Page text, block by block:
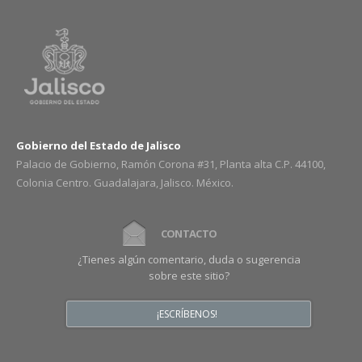
Gobierno del Estado de Jalisco
Palacio de Gobierno, Ramón Corona #31, Planta alta C.P. 44100,
Colonia Centro. Guadalajara, Jalisco. México.
CONTACTO
¿Tienes algún comentario, duda o sugerencia
sobre este sitio?
¡ESCRÍBENOS!